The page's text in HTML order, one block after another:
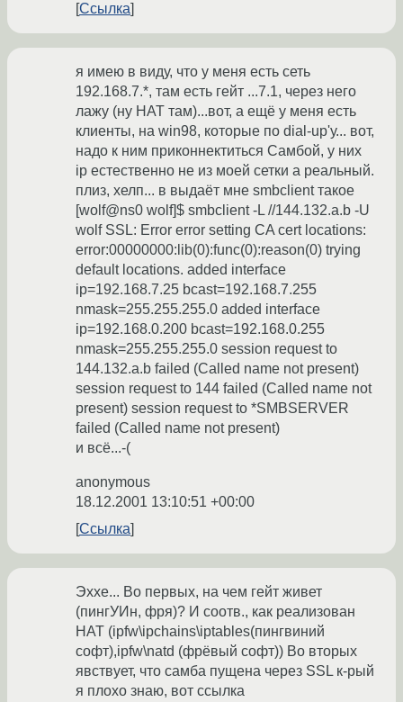
Ссылка
я имею в виду, что у меня есть сеть
192.168.7.*, там есть гейт ...7.1, через него
лажу (ну НАТ там)...вот, а ещё у меня есть
клиенты, на win98, которые по dial-up'у... вот,
надо к ним приконнектиться Самбой, у них
ip естественно не из моей сетки а реальный.
плиз, хелп... в выдаёт мне smbclient такое
[wolf@ns0 wolf]$ smbclient -L //144.132.a.b -U
wolf SSL: Error error setting CA cert locations:
error:00000000:lib(0):func(0):reason(0) trying
default locations. added interface
ip=192.168.7.25 bcast=192.168.7.255
nmask=255.255.255.0 added interface
ip=192.168.0.200 bcast=192.168.0.255
nmask=255.255.255.0 session request to
144.132.a.b failed (Called name not present)
session request to 144 failed (Called name not
present) session request to *SMBSERVER
failed (Called name not present)
и всё...-(
anonymous
18.12.2001 13:10:51 +00:00
Ссылка
Эххе... Во первых, на чем гейт живет
(пингУИн, фря)? И соотв., как реализован
НАТ (ipfw\ipchains\iptables(пингвиний
софт),ipfw\natd (фрёвый софт)) Во вторых
явствует, что самба пущена через SSL к-рый
я плохо знаю, вот ссылка